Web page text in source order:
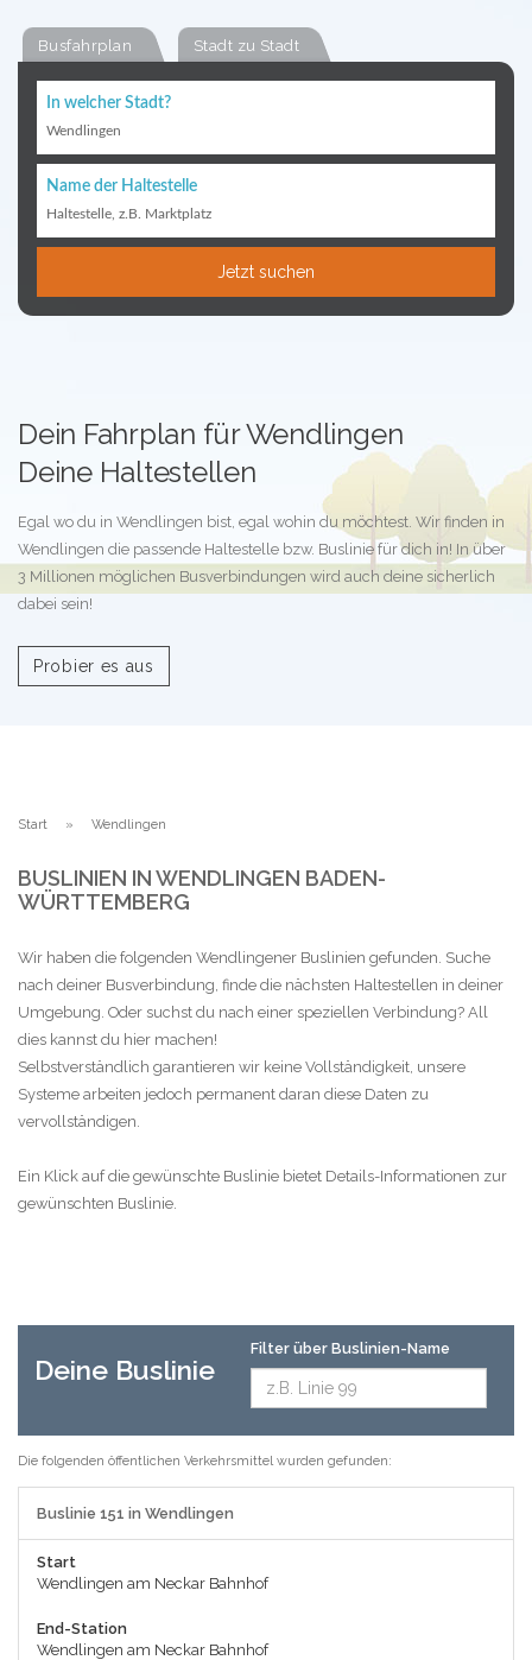
Busfahrplan Stadt zu Stadt
In welcher Stadt?
Wendlingen
Name der Haltestelle
Haltestelle, z.B. Marktplatz
Jetzt suchen
Dein Fahrplan für Wendlingen
Deine Haltestellen
Egal wo du in Wendlingen bist, egal wohin du möchtest. Wir finden in
Wendlingen die passende Haltestelle bzw. Buslinie für dich in! In über
3 Millionen möglichen Busverbindungen wird auch deine sicherlich
dabei sein!
Probier es aus
Start Wendlingen
BUSLINIEN IN WENDLINGEN BADEN-
WÜRTTEMBERG
Wir haben die folgenden Wendlingener Buslinien gefunden. Suche
nach deiner Busverbindung, finde die nächsten Haltestellen in deiner
Umgebung. Oder suchst du nach einer speziellen Verbindung? All
dies kannst du hier machen!
Selbstverständlich garantieren wir keine Vollständigkeit, unsere
Systeme arbeiten jedoch permanent daran diese Daten zu
vervollständigen.
Ein Klick auf die gewünschte Buslinie bietet Details-Informationen zur
gewünschten Buslinie.
Deine Buslinie
Filter über Buslinien-Name
Die folgenden öffentlichen Verkehrsmittel wurden gefunden:
Buslinie 151 in Wendlingen
Start
Wendlingen am Neckar Bahnhof
End-Station
Wendlingen am Neckar Bahnhof